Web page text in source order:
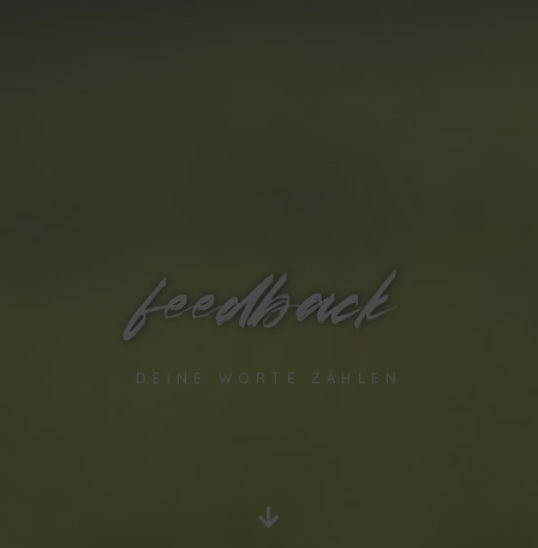
feedback
DEINE WORTE ZÄHLEN